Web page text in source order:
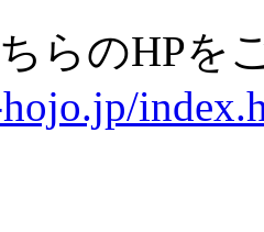
らのHPを